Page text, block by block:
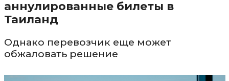
аннулированные билеты в
Таиланд
Однако перевозчик еще может
обжаловать решение